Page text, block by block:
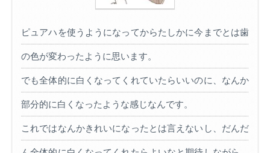
ピュアハを使うようになってからたしかに今までとは歯
の色が変わったように思います。
でも全体的に白くなってくれていたらいいのに、なんか
部分的に白くなったような感じなんです。
これではなんかきれいになったとは言えないし、だんだ